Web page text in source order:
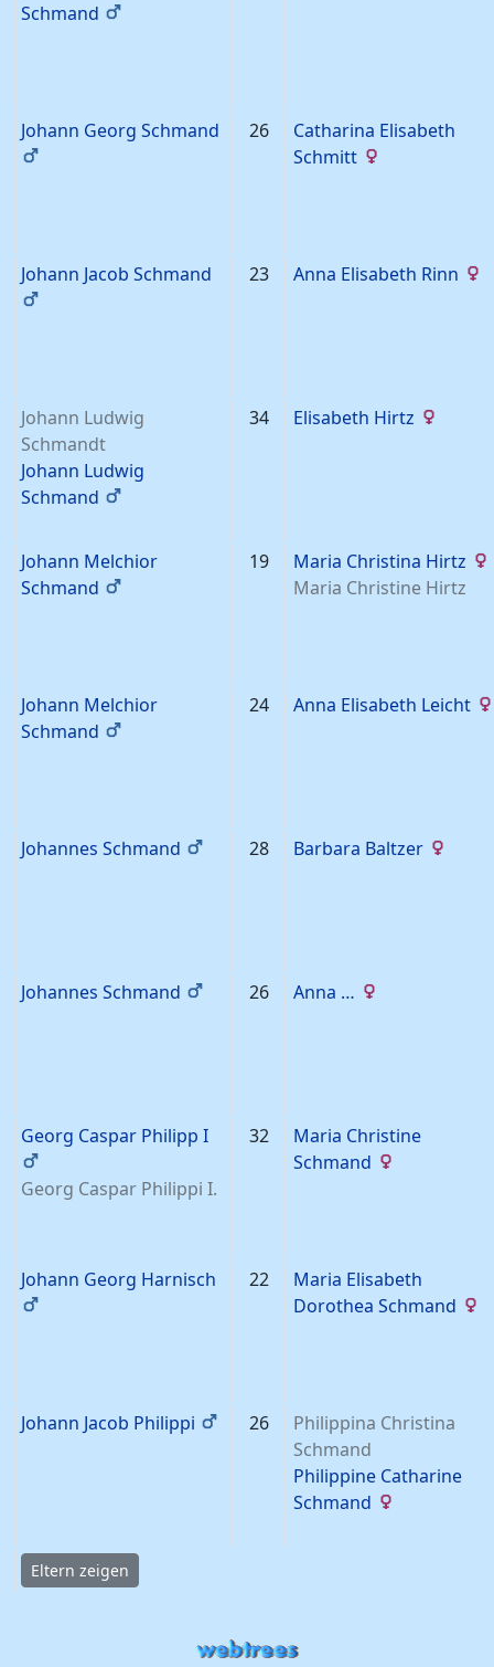
Schmand
Johann Georg Schmand 26
Catharina Elisabeth
Schmitt
Johann Jacob Schmand 23 Anna Elisabeth Rinn
Johann Ludwig
Schmandt
Johann Ludwig
Schmand
34 Elisabeth Hirtz
Johann Melchior
Schmand
19 Maria Christina Hirtz
Maria Christine Hirtz
Johann Melchior
Schmand
24 Anna Elisabeth Leicht
Johannes Schmand 28 Barbara Baltzer
Johannes Schmand 26 Anna …
Georg Caspar Philipp I
Georg Caspar Philippi I.
32
Maria Christine
Schmand
Johann Georg Harnisch 22
Maria Elisabeth
Dorothea Schmand
Johann Jacob Philippi 26
Philippina Christina
Schmand
Philippine Catharine
Schmand
Eltern zeigen